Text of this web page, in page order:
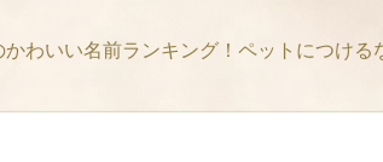
かわいい名前ランキング！ペットにつける